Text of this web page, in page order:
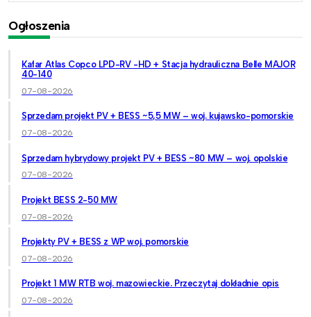
Ogłoszenia
Kafar Atlas Copco LPD-RV -HD + Stacja hydrauliczna Belle MAJOR
40-140
07-08-2026
Sprzedam projekt PV + BESS ~5,5 MW – woj. kujawsko-pomorskie
07-08-2026
Sprzedam hybrydowy projekt PV + BESS ~80 MW – woj. opolskie
07-08-2026
Projekt BESS 2-50 MW
07-08-2026
Projekty PV + BESS z WP woj. pomorskie
07-08-2026
Projekt 1 MW RTB woj. mazowieckie. Przeczytaj dokładnie opis
07-08-2026